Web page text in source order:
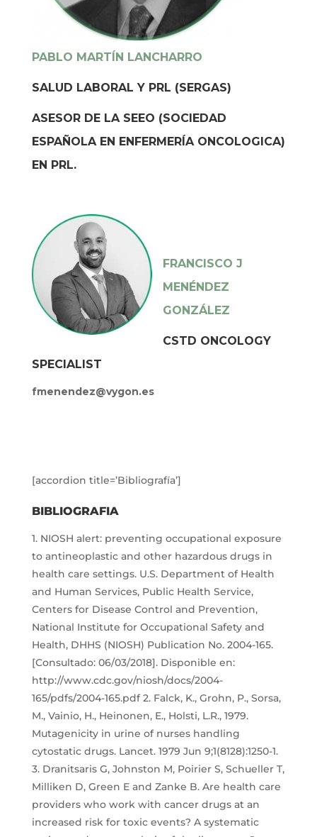
PABLO MARTÍN LANCHARRO
SALUD LABORAL Y PRL (SERGAS)
ASESOR DE LA SEEO (SOCIEDAD
ESPAÑOLA EN ENFERMERÍA ONCOLOGICA)
EN PRL.
FRANCISCO J
MENÉNDEZ
GONZÁLEZ
CSTD ONCOLOGY
SPECIALIST
fmenendez@vygon.es
[accordion title=’Bibliografía’]
BIBLIOGRAFIA
1. NIOSH alert: preventing occupational exposure
to antineoplastic and other hazardous drugs in
health care settings. U.S. Department of Health
and Human Services, Public Health Service,
Centers for Disease Control and Prevention,
National Institute for Occupational Safety and
Health, DHHS (NIOSH) Publication No. 2004-165.
[Consultado: 06/03/2018]. Disponible en:
http://www.cdc.gov/niosh/docs/2004-
165/pdfs/2004-165.pdf 2. Falck, K., Grohn, P., Sorsa,
M., Vainio, H., Heinonen, E., Holsti, L.R., 1979.
Mutagenicity in urine of nurses handling
cytostatic drugs. Lancet. 1979 Jun 9;1(8128):1250-1.
3. Dranitsaris G, Johnston M, Poirier S, Schueller T,
Milliken D, Green E and Zanke B. Are health care
providers who work with cancer drugs at an
increased risk for toxic events? A systematic